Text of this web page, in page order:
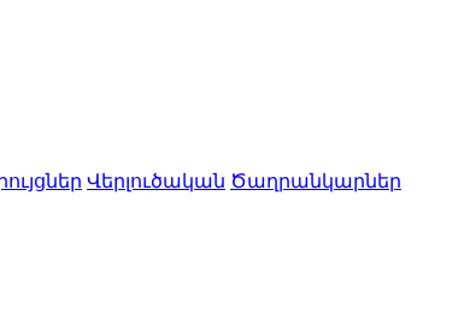
Վերլուծական Ծաղրանկարներ